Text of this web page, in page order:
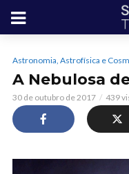
Astronomia, Astrofísica e
A Nebulosa
30 de outubro de 2017 439